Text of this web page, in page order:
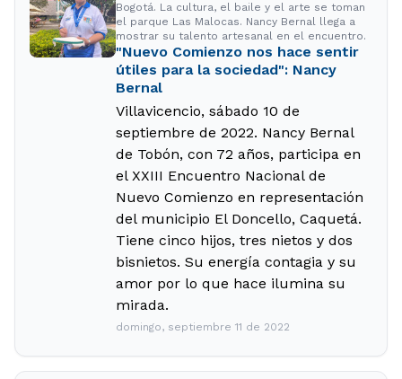
Bogotá. La cultura, el baile y el arte se toman
el parque Las Malocas. Nancy Bernal llega a
mostrar su talento artesanal en el encuentro.
"Nuevo Comienzo nos hace sentir
útiles para la sociedad": Nancy
Bernal
Villavicencio, sábado 10 de
septiembre de 2022. Nancy Bernal
de Tobón, con 72 años, participa en
el XXIII Encuentro Nacional de
Nuevo Comienzo en representación
del municipio El Doncello, Caquetá.
Tiene cinco hijos, tres nietos y dos
bisnietos. Su energía contagia y su
amor por lo que hace ilumina su
mirada.
domingo, septiembre 11 de 2022